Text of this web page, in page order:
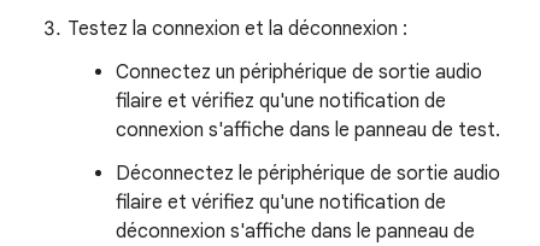
Testez la connexion et la déconnexion :
Connectez un périphérique de sortie audio
filaire et vérifiez qu'une notification de
connexion s'affiche dans le panneau de test.
Déconnectez le périphérique de sortie audio
filaire et vérifiez qu'une notification de
déconnexion s'affiche dans le panneau de